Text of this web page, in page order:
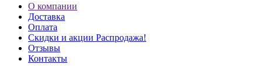
О компании
Доставка
Оплата
Скидки и акции Распродажа!
Отзывы
Контакты